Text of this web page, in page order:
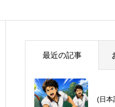
Members
研究室メンバー
最近の記事
(日本
(日本